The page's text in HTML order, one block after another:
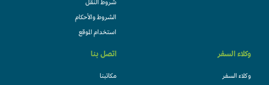
شروط النقل
الشروط والأحكام
استخدام الموقع
وكلاء السفر
وكلاء السفر
اتصل بنا
مكاتبنا